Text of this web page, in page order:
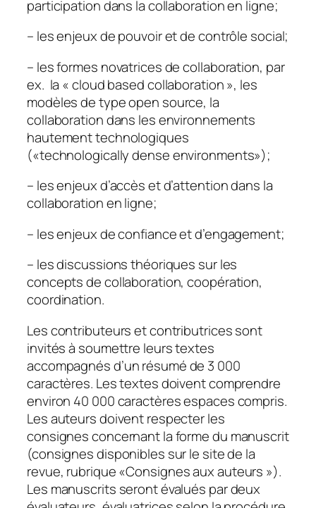
participation dans la collaboration en ligne;
– les enjeux de pouvoir et de contrôle social;
– les formes novatrices de collaboration, par
ex. la «cloud based collaboration», les
modèles de type open source, la
collaboration dans les environnements
hautement technologiques
(«technologically dense environments»);
– les enjeux d’accès et d’attention dans la
collaboration en ligne;
– les enjeux de confiance et d’engagement;
– les discussions théoriques sur les
concepts de collaboration, coopération,
coordination.
Les contributeurs et contributrices sont
invités à soumettre leurs textes
accompagnés d’un résumé de 3 000
caractères. Les textes doivent comprendre
environ 40 000 caractères espaces compris.
Les auteurs doivent respecter les
consignes concernant la forme du manuscrit
(consignes disponibles sur le site de la
revue, rubrique «Consignes aux auteurs »).
Les manuscrits seront évalués par deux